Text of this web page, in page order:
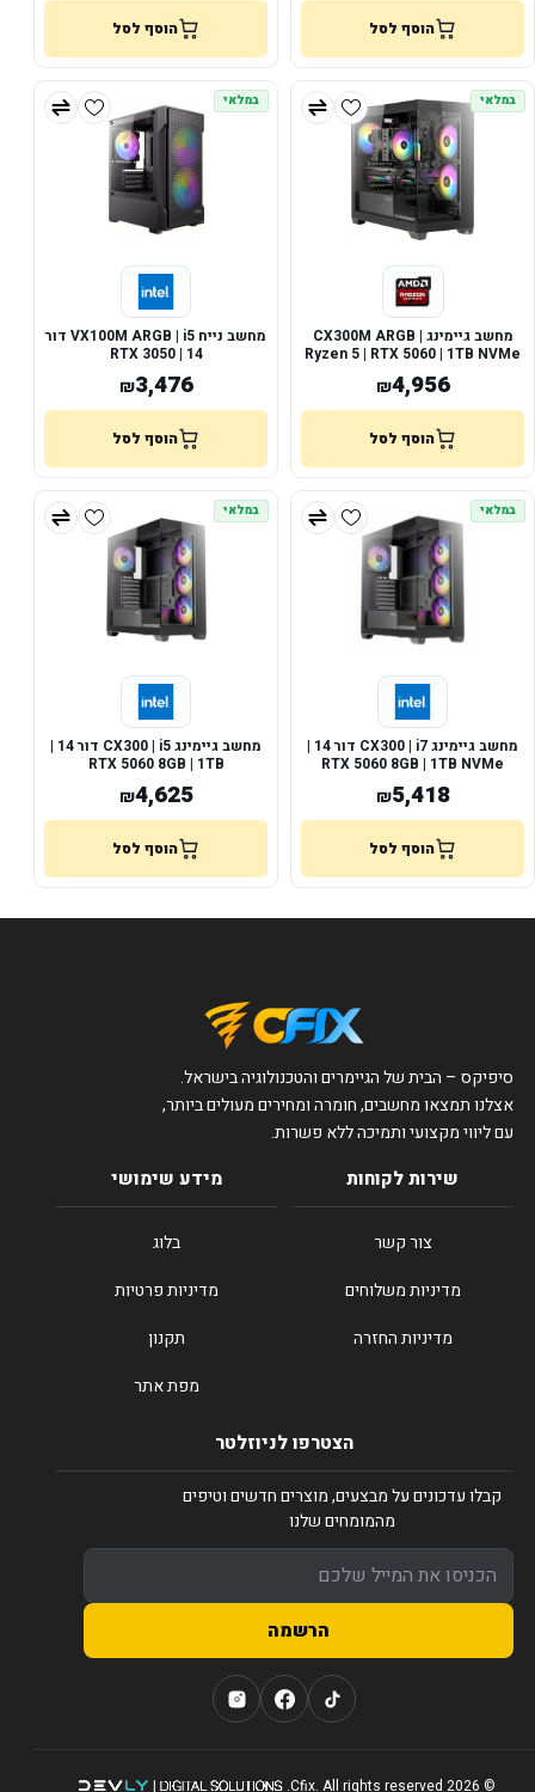
הוסף לסל הוסף לסל
במלאי
מחשב גיימינג CX300M ARGB |
Ryzen 5 | RTX 5060 | 1TB NVMe
₪4,956
הוסף לסל
במלאי
מחשב נייח VX100M ARGB | i5 דור
14 | RTX 3050
₪3,476
הוסף לסל
במלאי
מחשב גיימינג CX300 | i7 דור 14 |
RTX 5060 8GB | 1TB NVMe
₪5,418
הוסף לסל
במלאי
מחשב גיימינג CX300 | i5 דור 14 |
RTX 5060 8GB | 1TB
₪4,625
הוסף לסל
סיפיקס – הבית של הגיימרים והטכנולוגיה בישראל.
אצלנו תמצאו מחשבים, חומרה ומחירים מעולים ביותר,
עם ליווי מקצועי ותמיכה ללא פשרות.
שירות לקוחות
צור קשר
מדיניות משלוחים
מדיניות החזרה
מידע שימושי
בלוג
מדיניות פרטיות
תקנון
מפת אתר
הצטרפו לניוזלטר
קבלו עדכונים על מבצעים, מוצרים חדשים וטיפים
מהמומחים שלנו
הרשמה
© 2026 Cfix. All rights reserved.